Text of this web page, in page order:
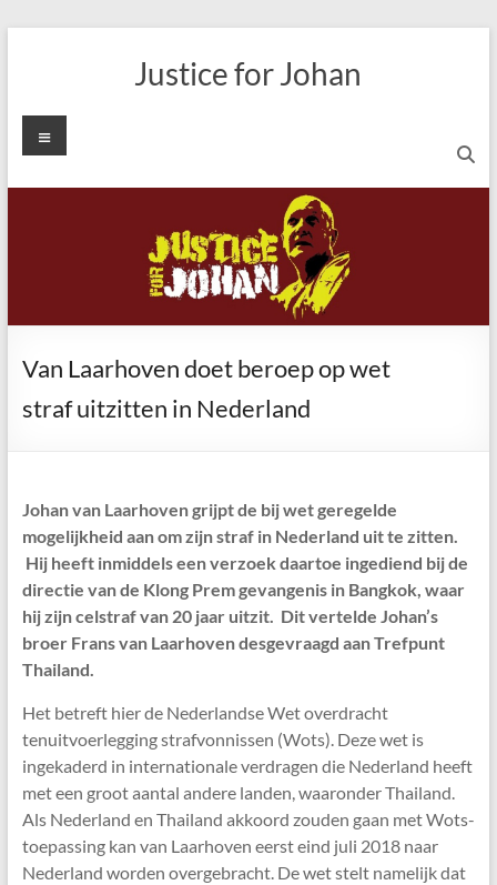
Justice for Johan
Menu
Van Laarhoven doet beroep op wet
straf uitzitten in Nederland
Johan van Laarhoven grijpt de bij wet geregelde
mogelijkheid aan om zijn straf in Nederland uit te zitten.
Hij heeft inmiddels een verzoek daartoe ingediend bij de
directie van de Klong Prem gevangenis in Bangkok, waar
hij zijn celstraf van 20 jaar uitzit. Dit vertelde Johan’s
broer Frans van Laarhoven desgevraagd aan Trefpunt
Thailand.
Het betreft hier de Nederlandse Wet overdracht
tenuitvoerlegging strafvonnissen (Wots). Deze wet is
ingekaderd in internationale verdragen die Nederland heeft
met een groot aantal andere landen, waaronder Thailand.
Als Nederland en Thailand akkoord zouden gaan met Wots-
toepassing kan van Laarhoven eerst eind juli 2018 naar
Nederland worden overgebracht. De wet stelt namelijk dat